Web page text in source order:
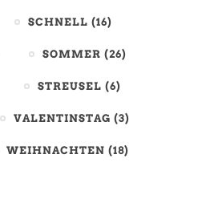
SCHNELL (16)
SOMMER (26)
STREUSEL (6)
VALENTINSTAG (3)
WEIHNACHTEN (18)